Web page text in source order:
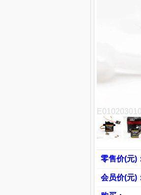
零售价(元)
会员价(元)